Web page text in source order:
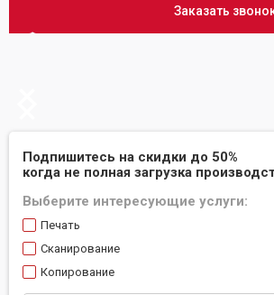
Заказать звонок
Подпишитесь на скидки до 50%
когда не полная загрузка
Выберите интересующие услуги:
Печать
Сканирование
Копирование